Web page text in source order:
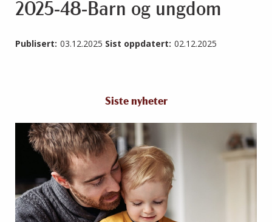
2025-48-Barn og ungdom
Publisert: 03.12.2025 Sist oppdatert: 02.12.2025
Siste nyheter